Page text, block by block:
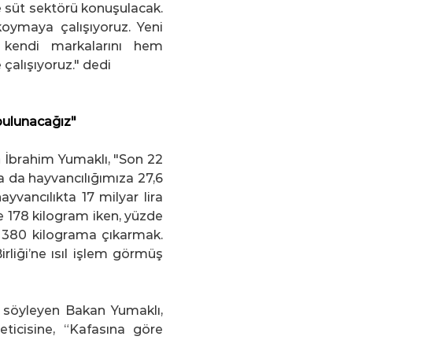
sektörü konuşulacak.
çalışıyoruz. Yeni
markalarını hem
dedi
İbrahim Yumaklı, "Son 22
hayvancılığımıza 27,6
17 milyar lira
178 kilogram iken, yüzde
kilograma çıkarmak.
ısıl işlem görmüş
Bakan Yumaklı,
“Kafasına göre